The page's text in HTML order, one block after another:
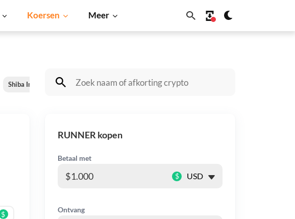
Koersen Meer
Shiba Inu Dogecoin Solana BNB
$
RUNNER kopen
Betaal met
$
Ontvang